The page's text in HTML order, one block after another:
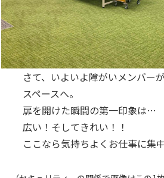
さて、いよいよ障がいメンバー
スペースへ。
扉を開けた瞬間の第一印象は…
広い！そしてきれい！！
ここなら気持ちよくお仕事に集